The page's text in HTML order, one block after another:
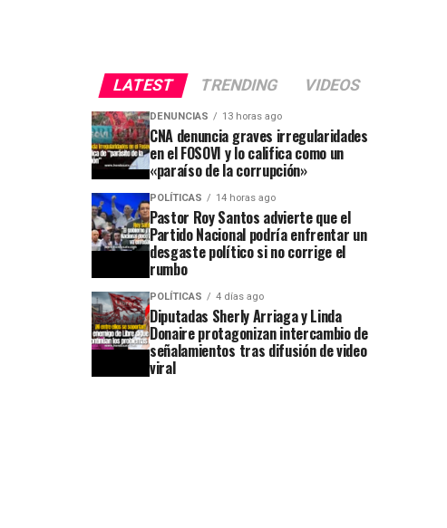
LATEST TRENDING VIDEOS
DENUNCIAS 13 horas ago
CNA denuncia graves irregularidades
en el FOSOVI y lo califica como un
«paraíso de la corrupción»
POLÍTICAS 14 horas ago
Pastor Roy Santos advierte que el
Partido Nacional podría enfrentar un
desgaste político si no corrige el
rumbo
POLÍTICAS 4 días ago
Diputadas Sherly Arriaga y Linda
Donaire protagonizan intercambio de
señalamientos tras difusión de video
viral